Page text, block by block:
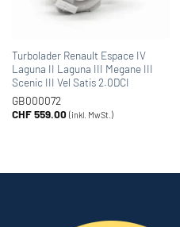
Turbolader Renault Espace IV
Laguna II Laguna III Megane III
Scenic III Vel Satis 2.0DCI
GB000072
CHF559.00 (inkl. MwSt.)